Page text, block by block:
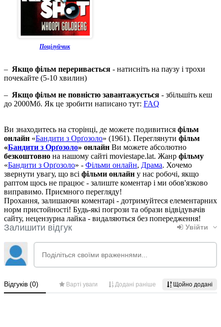
Поцілуйчик
– Якщо фільм переривається - натисніть на паузу і трохи
почекайте (5-10 хвилин)
– Якщо фільм не повністю завантажується - збільшіть кеш
до 2000Мб. Як це зробити написано тут: FAQ
Ви знаходитесь на сторінці, де можете подивитися фільм
онлайн «Бандити з Орґозоло» (1961). Переглянути фільм
«Бандити з Орґозоло» онлайн Ви можете абсолютно
безкоштовно на нашому сайті moviestape.lat. Жанр фільму
«Бандити з Орґозоло» - Фільми онлайн, Драма. Хочемо
звернути увагу, що всі фільми онлайн у нас робочі, якщо
раптом щось не працює - залиште коментар і ми обов'язково
виправимо. Приємного перегляду!
Прохання, залишаючи коментарі - дотримуйтеся елементарних
норм пристойності! Будь-які погрози та образи відвідувачів
сайту, нецензурна лайка - видаляються без попередження!